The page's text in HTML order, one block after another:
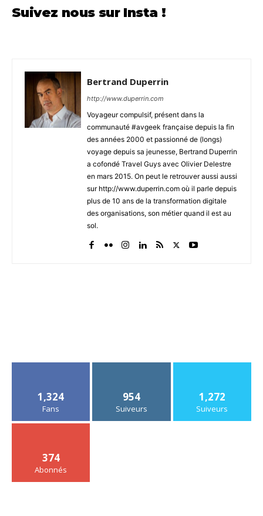
Suivez nous sur Insta !
Bertrand Duperrin
http://www.duperrin.com
Voyageur compulsif, présent dans la
communauté #avgeek française depuis la fin
des années 2000 et passionné de (longs)
voyage depuis sa jeunesse, Bertrand Duperrin
a cofondé Travel Guys avec Olivier Delestre
en mars 2015. On peut le retrouver aussi aussi
sur http://www.duperrin.com où il parle depuis
plus de 10 ans de la transformation digitale
des organisations, son métier quand il est au
sol.
1,324
Fans
954
Suiveurs
1,272
Suiveurs
374
Abonnés